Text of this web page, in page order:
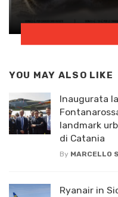
YOU MAY ALSO LIKE
Inaugurata
landmark
di Catania
By MARCELLO
Ryanair in